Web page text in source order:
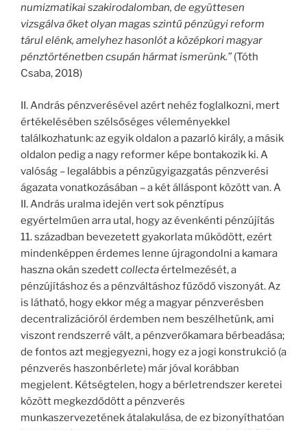
numizmatikai szakirodalomban, de együttesen
vizsgálva őket olyan magas szintű pénzügyi reform
tárul elénk, amelyhez hasonlót a középkori magyar
pénztörténetben csupán hármat ismerünk.” (Tóth
Csaba, 2018)
II. András pénzverésével azért nehéz foglalkozni, mert
értékelésében szélsőséges véleményekkel
találkozhatunk: az egyik oldalon a pazarló király, a másik
oldalon pedig a nagy reformer képe bontakozik ki. A
valóság – legalábbis a pénzügyigazgatás pénzverési
ágazata vonatkozásában – a két álláspont között van. A
II. András uralma idején vert sok pénztípus
egyértelműen arra utal, hogy az évenkénti pénzújítás
11. században bevezetett gyakorlata működött, ezért
mindenképpen érdemes lenne újragondolni a kamara
haszna okán szedettcollectaértelmezését, a
pénzújításhoz és a pénzváltáshoz fűződő viszonyát. Az
is látható, hogy ekkor még a magyar pénzverésben
decentralizációról érdemben nem beszélhetünk, ami
viszont rendszerré vált, a pénzverőkamara bérbeadása;
de fontos azt megjegyezni, hogy ez a jogi konstrukció (a
pénzverés haszonbérlete) már jóval korábban
megjelent. Kétségtelen, hogy a bérletrendszer keretei
között megkezdődött a pénzverés
munkaszervezetének átalakulása, de ez bizonyíthatóan